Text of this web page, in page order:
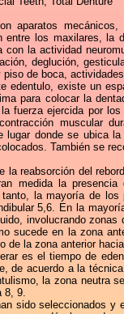
aparatos
entre los maxilares, la
con la actividad
deglución,
de boca,
edentulo, existe un
para colocar la
fuerza ejercida por
muscular
lugar donde se ubica
También se
la reabsorción del
medida la
la mayoría de
5,6. En la
involucrando
sucede en la zona
de la zona anterior
es el tiempo de
de acuerdo a la
la zona neutra
8, 9.
sido seleccionados y